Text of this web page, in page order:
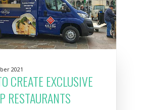
2021
CREATE EXCLUSIVE
RESTAURANTS